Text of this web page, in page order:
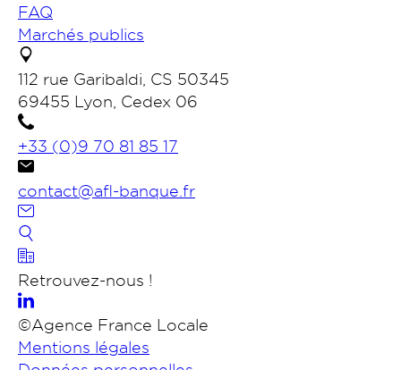
Rechercher
FAQ
Marchés publics
112 rue Garibaldi, CS 50345
69455 Lyon, Cedex 06
+33 (0)9 70 81 85 17
contact@afl-banque.fr
Retrouvez-nous !
©Agence France Locale
Mentions légales